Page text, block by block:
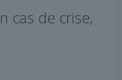
cas de crise,